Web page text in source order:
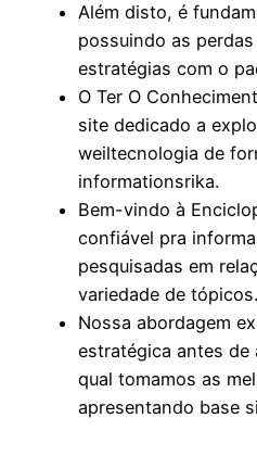
Além disto, é
possuindo as
estratégias com o
O Ter O
site dedicado a
weiltecnologia de
informationsrika.
Bem-vindo à
confiável pra
pesquisadas em
variedade de tópicos.
Nossa abordagem
estratégica antes
qual tomamos as
apresentando base